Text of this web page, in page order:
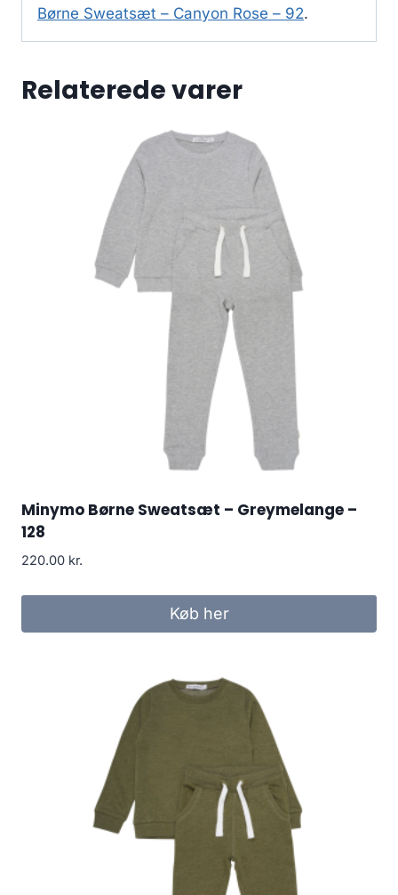
Børne Sweatsæt – Canyon Rose – 92.
Relaterede varer
Minymo Børne Sweatsæt – Greymelange –
128
220.00 kr.
Køb her